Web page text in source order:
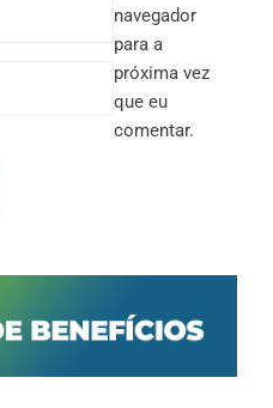
navegador
para a
próxima vez
que eu
comentar.